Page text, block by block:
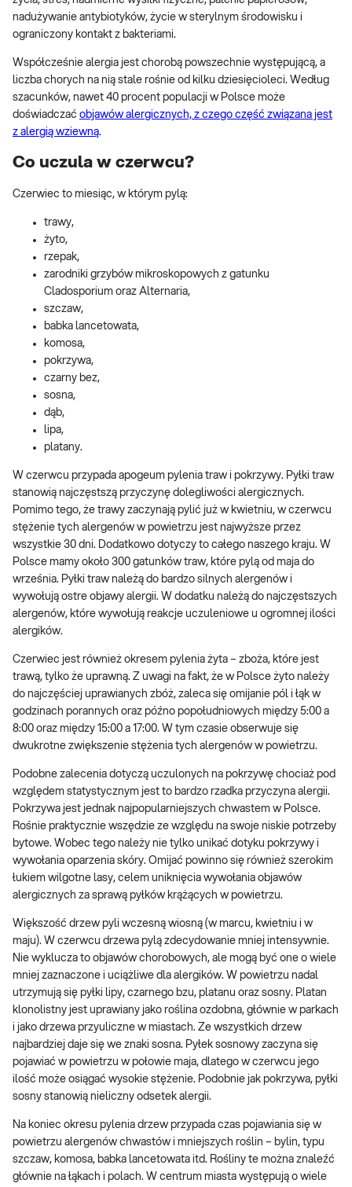
nadużywanie antybiotyków, życie w sterylnym środowisku i
ograniczony kontakt z bakteriami.
Współcześnie alergia jest chorobą powszechnie występującą, a
liczba chorych na nią stale rośnie od kilku dziesięcioleci. Według
szacunków, nawet 40 procent populacji w Polsce może
doświadczać objawów alergicznych, z czego część związana jest
z alergią wziewną.
Co uczula w czerwcu?
Czerwiec to miesiąc, w którym pylą:
trawy,
żyto,
rzepak,
zarodniki grzybów mikroskopowych z gatunku
Cladosporium oraz Alternaria,
szczaw,
babka lancetowata,
komosa,
pokrzywa,
czarny bez,
sosna,
dąb,
lipa,
platany.
W czerwcu przypada apogeum pylenia traw i pokrzywy. Pyłki traw
stanowią najczęstszą przyczynę dolegliwości alergicznych.
Pomimo tego, że trawy zaczynają pylić już w kwietniu, w czerwcu
stężenie tych alergenów w powietrzu jest najwyższe przez
wszystkie 30 dni. Dodatkowo dotyczy to całego naszego kraju. W
Polsce mamy około 300 gatunków traw, które pylą od maja do
września. Pyłki traw należą do bardzo silnych alergenów i
wywołują ostre objawy alergii. W dodatku należą do najczęstszych
alergenów, które wywołują reakcje uczuleniowe u ogromnej ilości
alergików.
Czerwiec jest również okresem pylenia żyta – zboża, które jest
trawą, tylko że uprawną. Z uwagi na fakt, że w Polsce żyto należy
do najczęściej uprawianych zbóż, zaleca się omijanie pól i łąk w
godzinach porannych oraz późno popołudniowych między 5:00 a
8:00 oraz między 15:00 a 17:00. W tym czasie obserwuje się
dwukrotne zwiększenie stężenia tych alergenów w powietrzu.
Podobne zalecenia dotyczą uczulonych na pokrzywę chociaż pod
względem statystycznym jest to bardzo rzadka przyczyna alergii.
Pokrzywa jest jednak najpopularniejszych chwastem w Polsce.
Rośnie praktycznie wszędzie ze względu na swoje niskie potrzeby
bytowe. Wobec tego należy nie tylko unikać dotyku pokrzywy i
wywołania oparzenia skóry. Omijać powinno się również szerokim
łukiem wilgotne lasy, celem uniknięcia wywołania objawów
alergicznych za sprawą pyłków krążących w powietrzu.
Większość drzew pyli wczesną wiosną (w marcu, kwietniu i w
maju). W czerwcu drzewa pylą zdecydowanie mniej intensywnie.
Nie wyklucza to objawów chorobowych, ale mogą być one o wiele
mniej zaznaczone i uciążliwe dla alergików. W powietrzu nadal
utrzymują się pyłki lipy, czarnego bzu, platanu oraz sosny. Platan
klonolistny jest uprawiany jako roślina ozdobna, głównie w parkach
i jako drzewa przyuliczne w miastach. Ze wszystkich drzew
najbardziej daje się we znaki sosna. Pyłek sosnowy zaczyna się
pojawiać w powietrzu w połowie maja, dlatego w czerwcu jego
ilość może osiągać wysokie stężenie. Podobnie jak pokrzywa, pyłki
sosny stanowią nieliczny odsetek alergii.
Na koniec okresu pylenia drzew przypada czas pojawiania się w
powietrzu alergenów chwastów i mniejszych roślin – bylin, typu
szczaw, komosa, babka lancetowata itd. Rośliny te można znaleźć
głównie na łąkach i polach. W centrum miasta występują o wiele